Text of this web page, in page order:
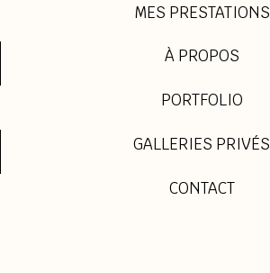
MES PRESTATIONS
À PROPOS
PORTFOLIO
GALLERIES PRIVÉS
CONTACT